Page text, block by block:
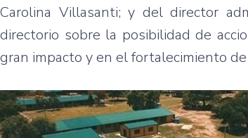
Carolina Villasanti; y del director
directorio sobre la posibilidad de
gran impacto y en el fortalecimiento